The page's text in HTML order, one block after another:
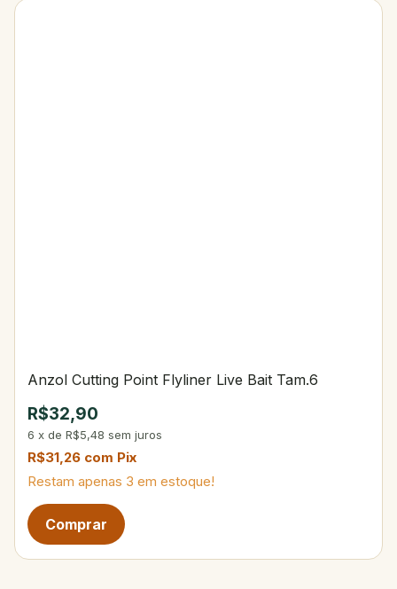
Anzol Cutting Point Flyliner Live Bait Tam.6
R$32,90
6 x de R$5,48 sem juros
R$31,26 com Pix
Restam apenas 3 em estoque!